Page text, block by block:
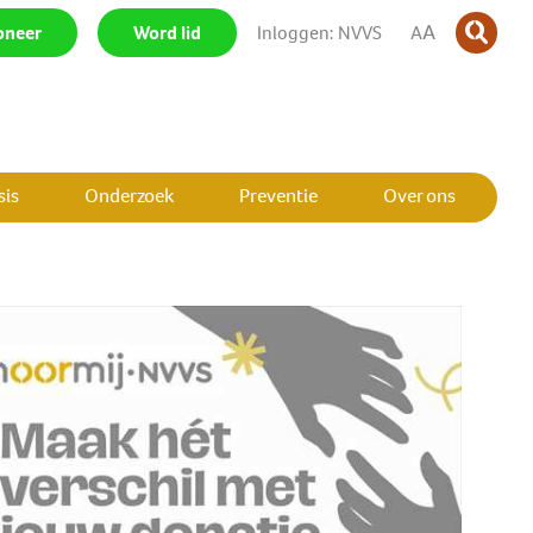
Word lid Inloggen: NVVS AA
Onderzoek Preventie Over ons